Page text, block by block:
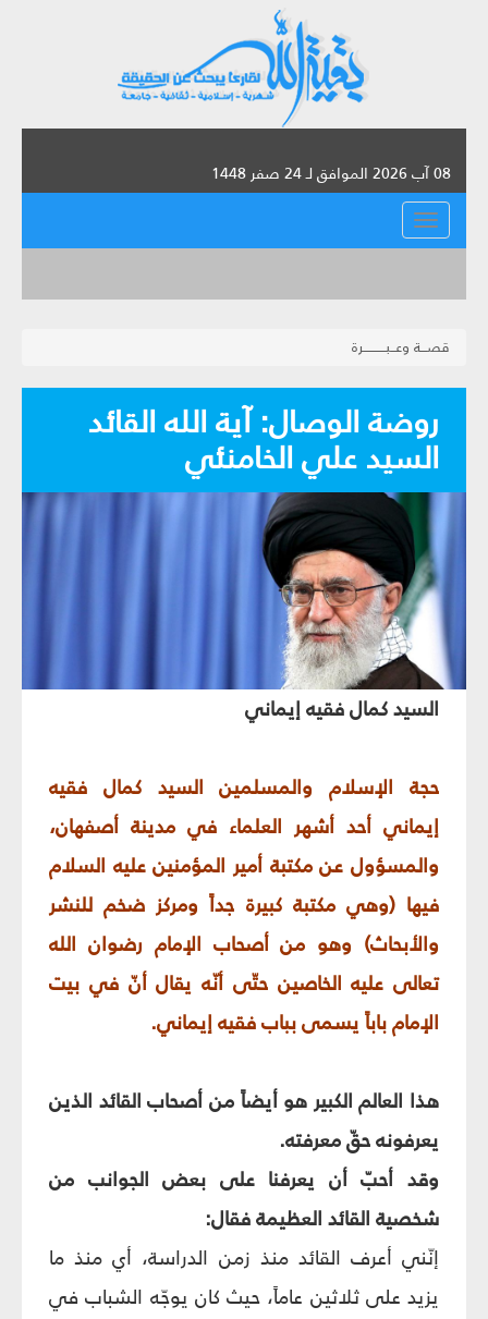
08 آب 2026 الموافق لـ 24 صفر 1448
القائمة
قصـــة وعــبــــــــــرة
روضة الوصال: آية الله القائد
السيد علي الخامنئي
السيد كمال فقيه إيماني
حجة الإسلام والمسلمين السيد كمال فقيه
إيماني أحد أشهر العلماء في مدينة أصفهان،
والمسؤول عن مكتبة أمير المؤمنين عليه السلام
فيها (وهي مكتبة كبيرة جداً ومركز ضخم للنشر
والأبحاث) وهو من أصحاب الإمام رضوان الله
تعالى عليه الخاصين حتّى أنّه يقال أنّ في بيت
الإمام باباً يسمى بباب فقيه إيماني.
هذا العالم الكبير هو أيضاً من أصحاب القائد الذين
يعرفونه حقّ معرفته.
وقد أحبّ أن يعرفنا على بعض الجوانب من
شخصية القائد العظيمة فقال:
إنّني أعرف القائد منذ زمن الدراسة، أي منذ ما
يزيد على ثلاثين عاماً، حيث كان يوجّه الشباب في